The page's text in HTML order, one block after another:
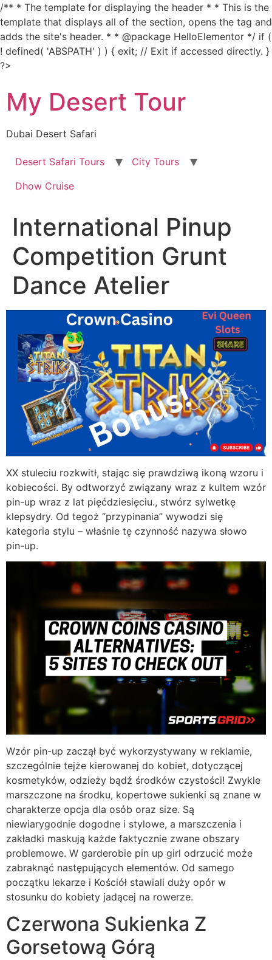
/** * The template for displaying the header * * This is the
template that displays all of the section, opens the tag and
adds the site's header. * * @package HelloElementor */ if (
! defined( 'ABSPATH' ) ) { exit; // Exit if accessed directly. }
?>
content
My Desert Tour
Dubai Desert Safari
Desert Safari Tours
City Tours
Dhow Cruise
International Pinup
Competition Grunt
Dance Atelier
XX stuleciu rozkwitł, stając się prawdziwą ikoną wzoru i
kobiecości. By odtworzyć związany wraz z kultem wzór
pin-up wraz z lat pięćdziesięciu., stwórz sylwetkę
klepsydry. Od tegoż “przypinania” wywodzi się
kategoria stylu – właśnie tę czynność nazywa słowo
pin-up.
Wzór pin-up zaczął być wykorzystywany w reklamie,
szczególnie tejże kierowanej do kobiet, dotyczącej
kosmetyków, odzieży bądź środków czystości! Zwykle
marszczone na środku, kopertowe sukienki są znane w
charakterze opcja dla osób oraz size. Są
niewiarygodnie dogodne i stylowe, a marszczenia i
zakładki maskują każde faktycznie zwane obszary
problemowe. W garderobie pin up girl odrzucić może
zabraknąć następujących elementów. Od samego
początku lekarze i Kościół stawiali duży opór w
stosunku do kobiety jadącej na rowerze.
Czerwona Sukienka Z
Gorsetową Górą